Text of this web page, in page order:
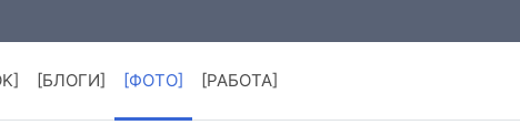
[БЛОГИ] [ФОТО] [РАБОТА]